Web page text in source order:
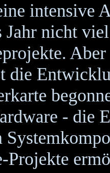
intensive
Jahr nicht
die
- die
Projekte